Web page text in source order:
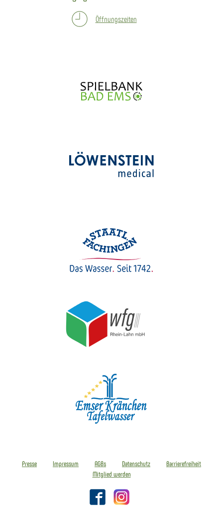
Öffnungszeiten
Presse Impressum AGBs Datenschutz
Barrierefreiheit
Mitglied werden
FacebookInstagram